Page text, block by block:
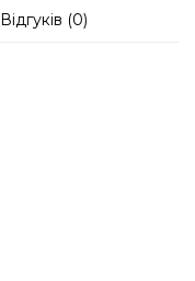
Відгуків (0)